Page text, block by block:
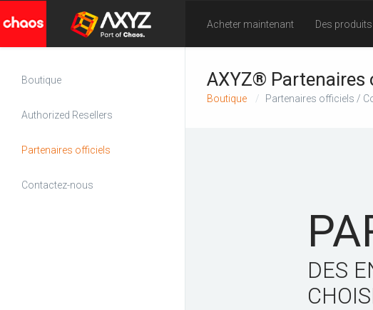
Acheter maintenant Des produits
Boutique
Authorized Resellers
Partenaires officiels
Contactez-nous
AXYZ® Partenaires
Boutique Partenaires officiels /
DES